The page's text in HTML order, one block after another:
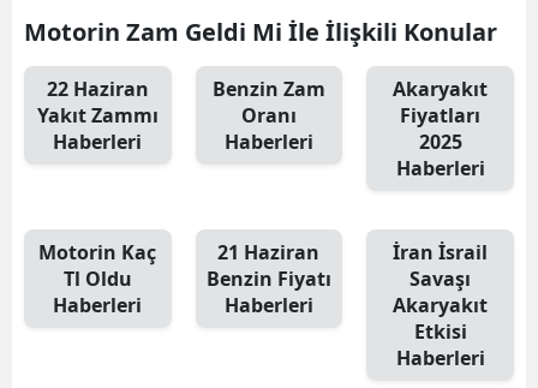
Motorin Zam Geldi Mi İle İlişkili Konular
22 Haziran
Yakıt Zammı
Haberleri
Benzin Zam
Oranı
Haberleri
Akaryakıt
Fiyatları
2025
Haberleri
Motorin Kaç
Tl Oldu
Haberleri
21 Haziran
Benzin Fiyatı
Haberleri
İran İsrail
Savaşı
Akaryakıt
Etkisi
Haberleri